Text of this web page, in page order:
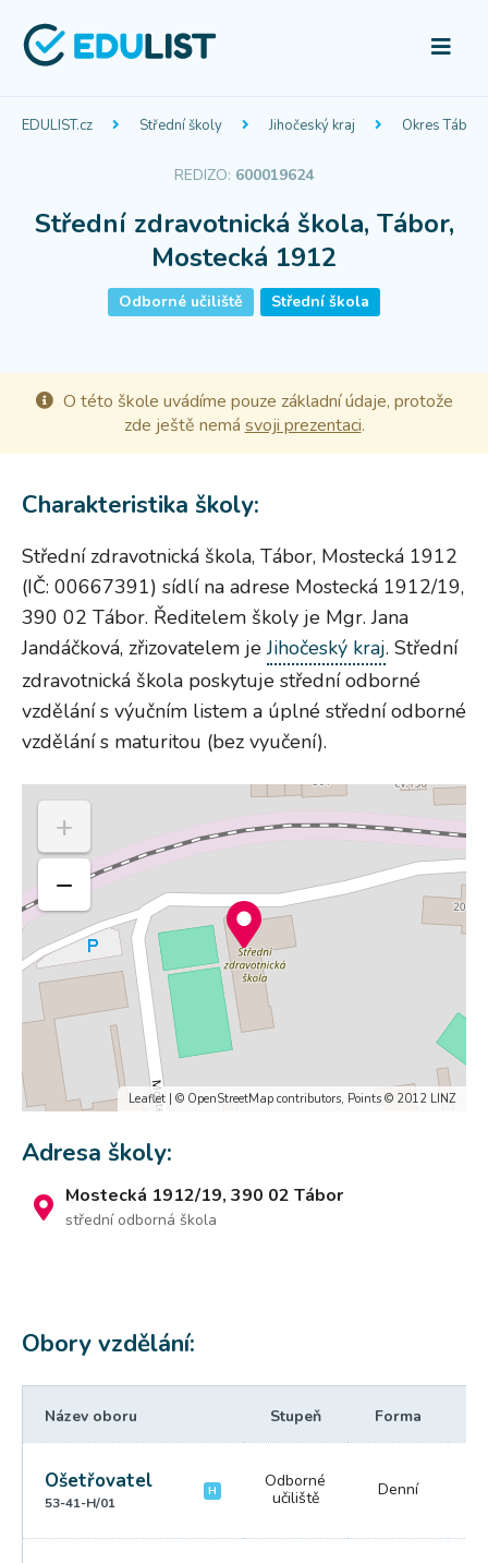
EDULIST.cz Střední školy Jihočeský kraj Okres Tábor
REDIZO: 600019624
Střední zdravotnická škola, Tábor,
Mostecká 1912
Odborné učiliště Střední škola
O této škole uvádíme pouze základní údaje, protože
zde ještě nemá svoji prezentaci.
Charakteristika školy:
Střední zdravotnická škola, Tábor, Mostecká 1912
(IČ: 00667391) sídlí na adrese Mostecká 1912/19,
390 02 Tábor. Ředitelem školy je Mgr. Jana
Jandáčková, zřizovatelem jeJihočeský kraj. Střední
zdravotnická škola poskytuje střední odborné
vzdělání s výučním listem a úplné střední odborné
vzdělání s maturitou (bez vyučení).
+
−
Leaflet | © OpenStreetMap contributors, Points © 2012 LINZ
Adresa školy:
Mostecká 1912/19, 390 02 Tábor
střední odborná škola
Obory vzdělání:
Název oboru Stupeň Forma
Ošetřovatel
53-41-H/01
H
Odborné
učiliště
Denní